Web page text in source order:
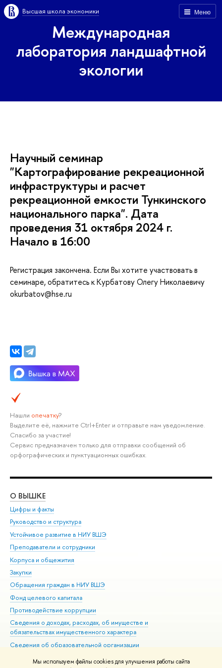
Мы используем файлы cookies для улучшения работы сайта
Меню
ысшая школа экономики
Международная
лаборатория ландшафтной
экологии
Научный семинар
"Картографирование рекреационной
инфраструктуры и расчет
рекреационной емкости Тункинского
национального парка". Дата
проведения 31 октября 2024 г.
Начало в 16:00
Регистрация закончена. Если Вы хотите участвовать
семинаре, обратитесь к Курбатову Олегу Николаевичу
okurbatov@hse.ru
Нашли опечатку?
ыделите её, нажмите Ctrl+Enter и отправьте нам уведомление.
Спасибо за участие!
Сервис предназначен только для отправки сообщений о
орфографических и пунктуационных ошибках.
О ВЫШКЕ
Цифры и факты
Руководство и структура
Устойчивое развитие в НИУ ВШЭ
Преподаватели и сотрудники
Корпуса и общежития
Закупки
Обращения граждан в НИУ ВШЭ
Фонд целевого капитала
Противодействие коррупции
Сведения о доходах, расходах, об имуществе и
обязательствах имущественного характера
Сведения об образовательной организации
Людям с ограниченными возможностями здоровья